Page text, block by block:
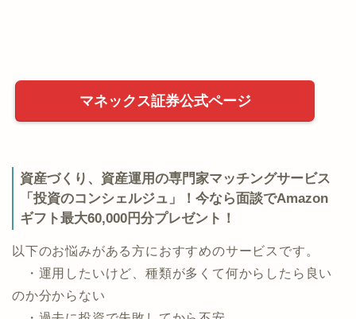
マネックス証券公式ページ
資産づくり、資産運用の専門家マッチングサービス
「投資のコンシェルジュ」！今なら面談でAmazon
ギフト最大60,000円分プレゼント！